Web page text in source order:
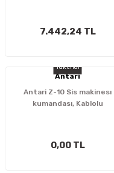
7.442,24 TL
Tükendi
Antari
Antari Z-10 Sis makinesı
kumandası, Kablolu
0,00 TL